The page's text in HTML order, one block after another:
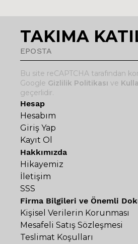
Hesap
Hesabım
Giriş Yap
Kayıt Ol
Hakkımızda
Hikayemiz
İletişim
SSS
Firma Bilgileri ve Önemli
Kişisel Verilerin Korunması
Mesafeli Satış Sözleşmesi
Teslimat Koşulları
TAKIMA
Bu site reCAPTCHA tarafından
Google Gizlilik Politikası ve
geçerlidir.